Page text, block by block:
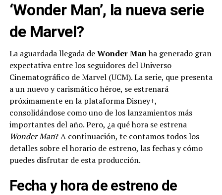
‘Wonder Man’, la nueva serie
de Marvel?
La aguardada llegada deWonder Manha generado gran
expectativa entre los seguidores del Universo
Cinematográfico de Marvel (UCM). La serie, que presenta
a un nuevo y carismático héroe, se estrenará
próximamente en la plataforma Disney+,
consolidándose como uno de los lanzamientos más
importantes del año. Pero, ¿a qué hora se estrena
Wonder Man? A continuación, te contamos todos los
detalles sobre el horario de estreno, las fechas y cómo
puedes disfrutar de esta producción.
Fecha y hora de estreno de